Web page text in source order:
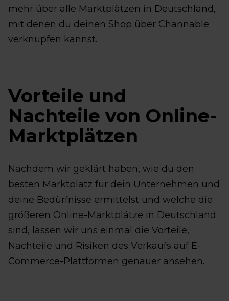
mehr über alle Marktplätzen in Deutschland,
mit denen du deinen Shop über Channable
verknüpfen kannst.
Vorteile und
Nachteile von Online-
Marktplätzen
Nachdem wir geklärt haben, wie du den
besten Marktplatz für dein Unternehmen und
deine Bedürfnisse ermittelst und welche die
größeren Online-Marktplätze in Deutschland
sind, lassen wir uns einmal die Vorteile,
Nachteile und Risiken des Verkaufs auf E-
Commerce-Plattformen genauer ansehen.